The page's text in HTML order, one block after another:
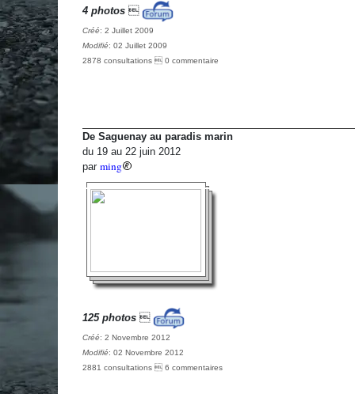
4 photos
Créé: 2 Juillet 2009
Modifié: 02 Juillet 2009
2878 consultations  0 commentaire
De Saguenay au paradis marin
du 19 au 22 juin 2012
par ming
125 photos
Créé: 2 Novembre 2012
Modifié: 02 Novembre 2012
2881 consultations  6 commentaires